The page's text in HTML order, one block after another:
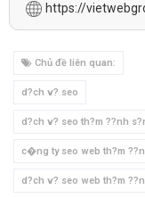
https://
Chủ đề liên quan:
d?ch v? seo
d?ch v? seo th?m ??nh
c�ng ty seo web th?m
d?ch v? seo web th?m